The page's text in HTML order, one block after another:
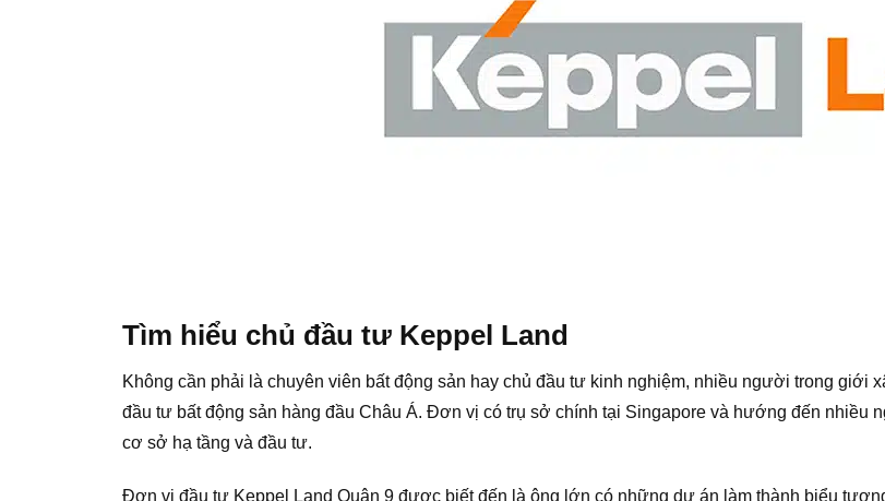
Tìm hiểu chủ đầu tư Keppel Land
Không cần phải là chuyên viên bất động sản hay chủ đầu tư kinh nghiệm, nhiều người trong giới
đầu tư bất động sản hàng đầu Châu Á. Đơn vị có trụ sở chính tại Singapore và hướng đến nhiều
cơ sở hạ tầng và đầu tư.
Đơn vị đầu tư Keppel Land Quận 9 được biết đến là ông lớn có những dự án làm thành biểu